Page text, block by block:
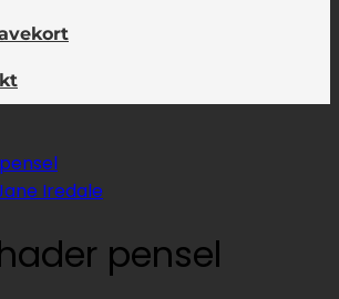
Iredale
pensel